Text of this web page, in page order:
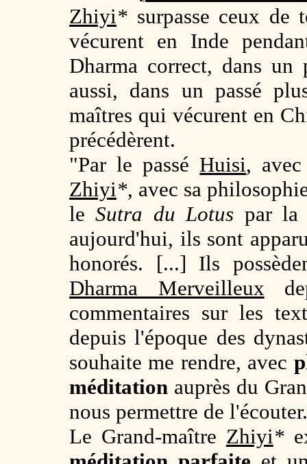
Zhiyi* surpasse ceux de
vécurent en Inde
Dharma correct, dans
aussi, dans un passé
maîtres qui vécurent en
précédèrent.
"Par le passé Huisi, avec
Zhiyi*, avec sa
leSutra du Lotus par la
aujourd'hui, ils sont
honorés. [...] Ils
Dharma Merveilleux
commentaires sur les
depuis l'époque des
souhaite me rendre, avec
méditation auprès du
nous permettre de
Le Grand-maître Zhiyi*